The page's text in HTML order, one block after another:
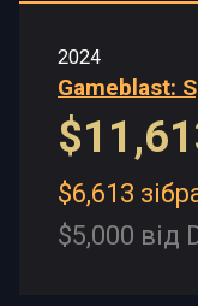
2024
Gameblast:
$6,613
$5,000 від